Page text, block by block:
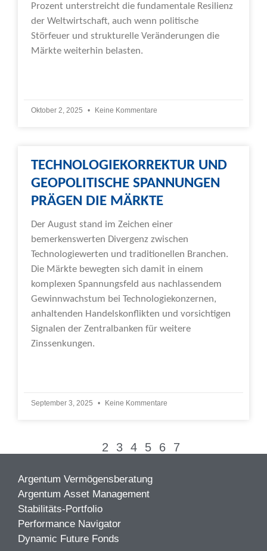
Prozent unterstreicht die fundamentale Resilienz
der Weltwirtschaft, auch wenn politische
Störfeuer und strukturelle Veränderungen die
Märkte weiterhin belasten.
Oktober 2, 2025 Keine Kommentare
TECHNOLOGIEKORREKTUR UND
GEOPOLITISCHE SPANNUNGEN
PRÄGEN DIE MÄRKTE
Der August stand im Zeichen einer
bemerkenswerten Divergenz zwischen
Technologiewerten und traditionellen Branchen.
Die Märkte bewegten sich damit in einem
komplexen Spannungsfeld aus nachlassendem
Gewinnwachstum bei Technologiekonzernen,
anhaltenden Handelskonflikten und vorsichtigen
Signalen der Zentralbanken für weitere
Zinssenkungen.
September 3, 2025 Keine Kommentare
2 3 4 5 6 7
Argentum Vermögensberatung
Argentum Asset Management
Stabilitäts-Portfolio
Performance Navigator
Dynamic Future Fonds